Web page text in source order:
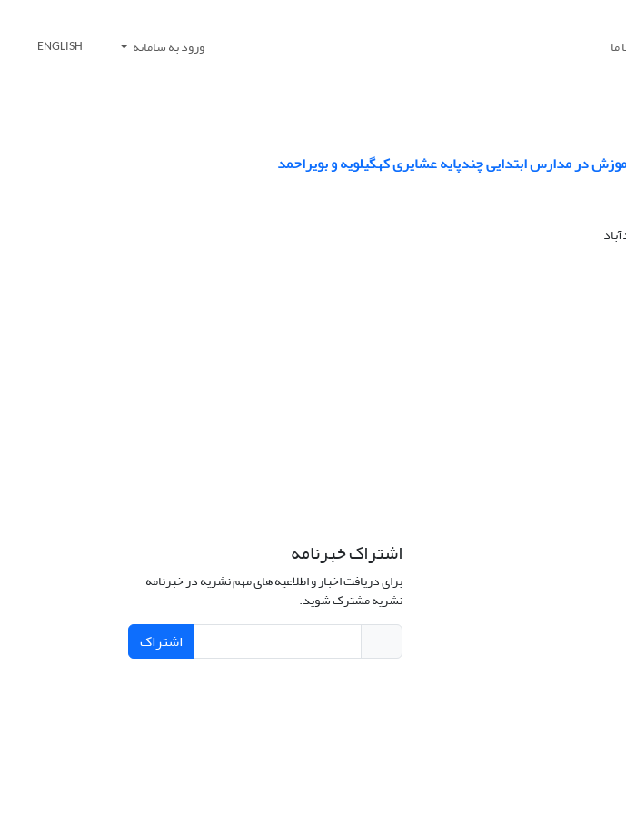
ورود به سامانه ENGLISH
در مدارس ابتدایی چندپایه عشایری کهگیلویه و بویراحمد
اشتراک خبرنامه
برای دریافت اخبار و اطلاعیه های مهم نشریه در خبرنامه
نشریه مشترک شوید.
اشتراک